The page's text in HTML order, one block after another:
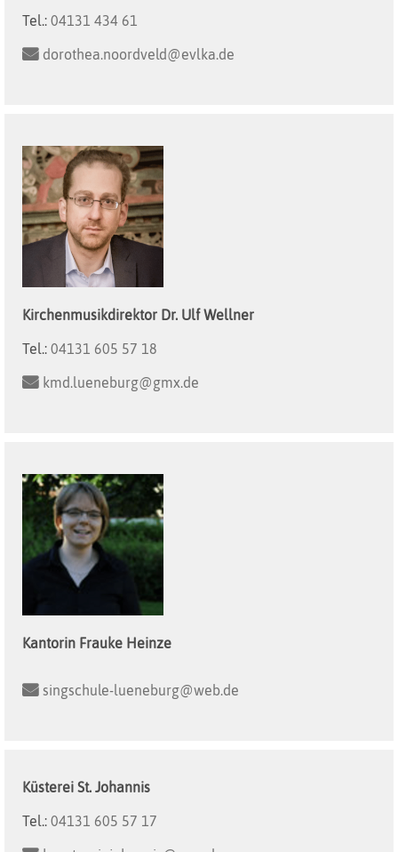
Tel.: 04131 434 61
dorothea.noordveld@evlka.de
Kirchenmusikdirektor Dr. Ulf Wellner
Tel.: 04131 605 57 18
kmd.lueneburg@gmx.de
Kantorin Frauke Heinze
singschule-lueneburg@web.de
Küsterei St. Johannis
Tel.: 04131 605 57 17